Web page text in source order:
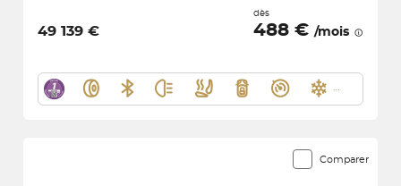
49 139 €
dès
488 € /mois
Comparer